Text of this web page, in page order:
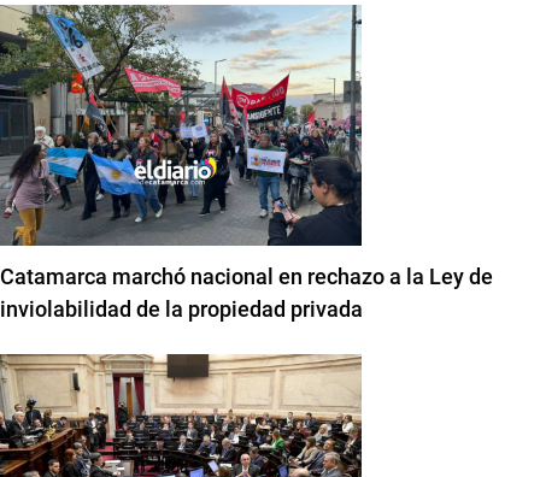
Catamarca marchó nacional en rechazo a la Ley de
inviolabilidad de la propiedad privada